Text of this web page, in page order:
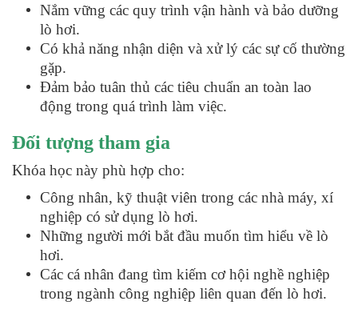
Nắm vững các quy trình vận hành và bảo dưỡng
lò hơi.
Có khả năng nhận diện và xử lý các sự cố thường
gặp.
Đảm bảo tuân thủ các tiêu chuẩn an toàn lao
động trong quá trình làm việc.
Đối tượng tham gia
Khóa học này phù hợp cho:
Công nhân, kỹ thuật viên trong các nhà máy, xí
nghiệp có sử dụng lò hơi.
Những người mới bắt đầu muốn tìm hiểu về lò
hơi.
Các cá nhân đang tìm kiếm cơ hội nghề nghiệp
trong ngành công nghiệp liên quan đến lò hơi.